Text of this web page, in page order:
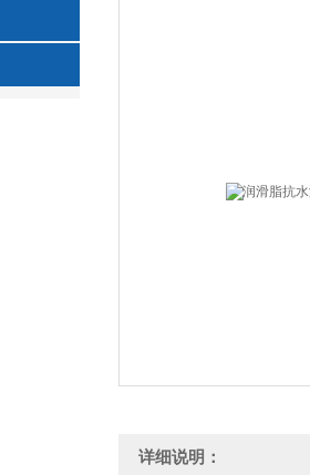
详细说明：